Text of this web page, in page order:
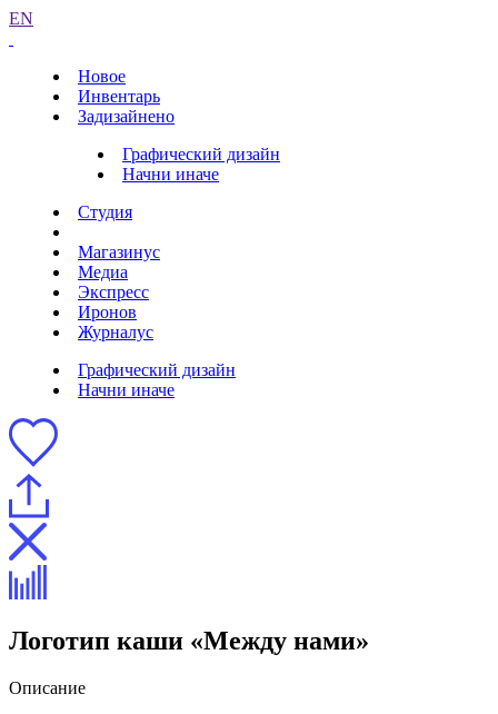
EN
Новое
Инвентарь
Задизайнено
Графический дизайн
Начни иначе
Студия
Магазинус
Медиа
Экспресс
Иронов
Журналус
Графический дизайн
Начни иначе
Логотип каши «Между нами»
Описание